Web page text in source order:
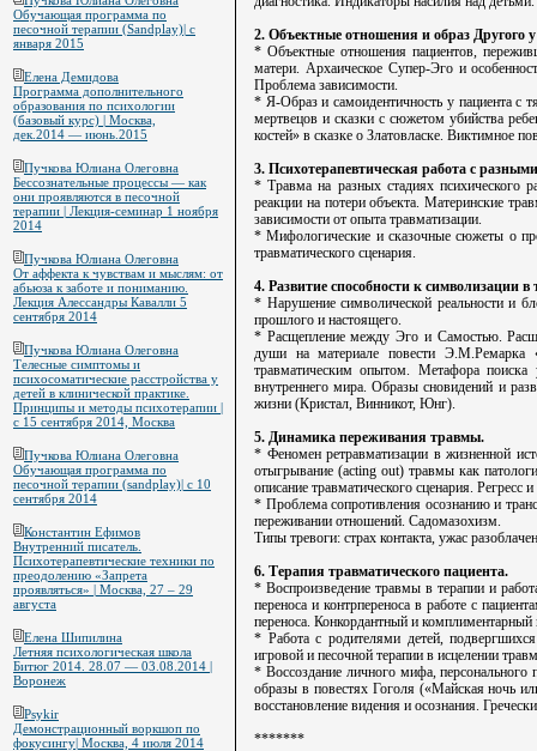
2. Объектные отношения и образ Другого
* Объектные отношения пациентов,
матери. Архаическое Супер-Эго и
Проблема зависимости.
* Я-Образ и самоидентичность у пациента с
мертвецов и сказки с сюжетом убийства
костей» в сказке о Златовласке. Виктимное
3. Психотерапевтическая работа с
* Травма на разных стадиях психического
реакции на потери объекта. Материнские
зависимости от опыта травматизации.
* Мифологические и сказочные сюжеты о
травматического сценария.
4. Развитие способности к символизации
* Нарушение символической реальности и
прошлого и настоящего.
* Расщепление между Эго и Самостью.
души на материале повести Э.М.Ремарка
травматическим опытом. Метафора
внутреннего мира. Образы сновидений и
жизни (Кристал, Винникот, Юнг).
5. Динамика переживания травмы.
* Феномен ретравматизации в жизненной
отыгрывание (acting out) травмы как
описание травматического сценария. Регресс
* Проблема сопротивления осознанию и
переживании отношений. Садомазохизм.
Типы тревоги: страх контакта, ужас
6. Терапия травматического пациента.
* Воспроизведение травмы в терапии и
переноса и контрпереноса в работе с
переноса. Конкордантный и
* Работа с родителями детей,
игровой и песочной терапии в исцелении
* Воссоздание личного мифа,
образы в повестях Гоголя («Майская ночь
восстановление видения и осознания.
*******
Обучающая программа по
песочной терапии (Sandplay)| с
января 2015
Елена Демидова
Программа дополнительного
образования по психологии
(базовый курс) | Москва,
дек.2014 — июнь.2015
Пучкова Юлиана Олеговна
Бессознательные процессы — как
они проявляются в песочной
терапии | Лекция-семинар 1 ноября
2014
Пучкова Юлиана Олеговна
От аффекта к чувствам и мыслям: от
абьюза к заботе и пониманию.
Лекция Алессандры Кавалли 5
сентября 2014
Пучкова Юлиана Олеговна
Телесные симптомы и
психосоматические расстройства у
детей в клинической практике.
Принципы и методы психотерапии |
с 15 сентября 2014, Москва
Пучкова Юлиана Олеговна
Обучающая программа по
песочной терапии (sandplay)| с 10
сентября 2014
Константин Ефимов
Внутренний писатель.
Психотерапевтические техники по
преодолению «Запрета
проявляться» | Москва, 27 – 29
августа
Елена Шипилина
Летняя психологическая школа
Битюг 2014. 28.07 — 03.08.2014 |
Воронеж
Psykir
Демонстрационный воркшоп по
фокусингу| Москва, 4 июля 2014